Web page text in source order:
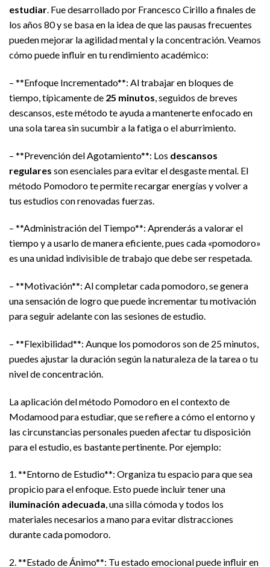
estudiar. Fue desarrollado por Francesco Cirillo a finales de
los años 80 y se basa en la idea de que las pausas frecuentes
pueden mejorar la agilidad mental y la concentración. Veamos
cómo puede influir en tu rendimiento académico:
– **Enfoque Incrementado**: Al trabajar en bloques de
tiempo, típicamente de 25 minutos , seguidos de breves
descansos, este método te ayuda a mantenerte enfocado en
una sola tarea sin sucumbir a la fatiga o el aburrimiento.
– **Prevención del Agotamiento**: Los descansos
regulares son esenciales para evitar el desgaste mental. El
método Pomodoro te permite recargar energías y volver a
tus estudios con renovadas fuerzas.
– **Administración del Tiempo**: Aprenderás a valorar el
tiempo y a usarlo de manera eficiente, pues cada «pomodoro»
es una unidad indivisible de trabajo que debe ser respetada.
– **Motivación**: Al completar cada pomodoro, se genera
una sensación de logro que puede incrementar tu motivación
para seguir adelante con las sesiones de estudio.
– **Flexibilidad**: Aunque los pomodoros son de 25 minutos,
puedes ajustar la duración según la naturaleza de la tarea o tu
nivel de concentración.
La aplicación del método Pomodoro en el contexto de
Modamood para estudiar, que se refiere a cómo el entorno y
las circunstancias personales pueden afectar tu disposición
para el estudio, es bastante pertinente. Por ejemplo:
1. **Entorno de Estudio**: Organiza tu espacio para que sea
propicio para el enfoque. Esto puede incluir tener una
iluminación adecuada, una silla cómoda y todos los
materiales necesarios a mano para evitar distracciones
durante cada pomodoro.
2. **Estado de Ánimo**: Tu estado emocional puede influir en